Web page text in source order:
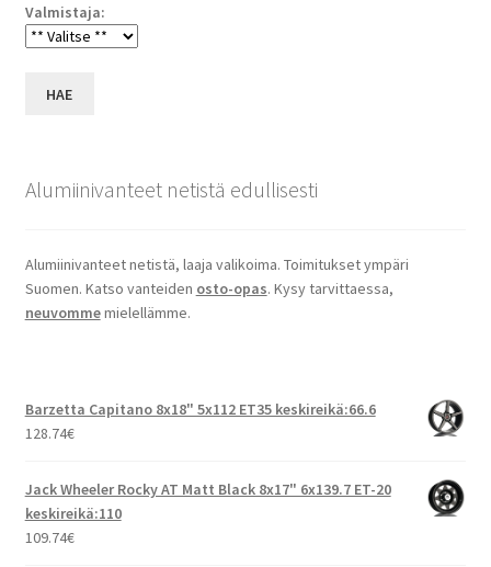
Valmistaja:
HAE
Alumiinivanteet netistä edullisesti
Alumiinivanteet netistä, laaja valikoima. Toimitukset ympäri
Suomen. Katso vanteiden osto-opas. Kysy tarvittaessa,
neuvommemielellämme.
Barzetta Capitano 8x18" 5x112 ET35 keskireikä:66.6
128.74€
Jack Wheeler Rocky AT Matt Black 8x17" 6x139.7 ET-20
keskireikä:110
109.74€